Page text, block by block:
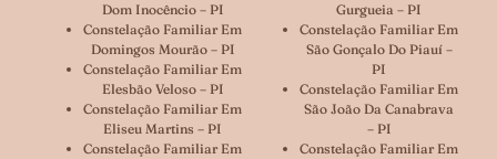
Dom Inocêncio – PI
Constelação Familiar Em
Domingos Mourão – PI
Constelação Familiar Em
Elesbão Veloso – PI
Constelação Familiar Em
Eliseu Martins – PI
Constelação Familiar Em
Gurgueia – PI
Constelação Familiar Em
São Gonçalo Do Piauí –
PI
Constelação Familiar Em
São João Da Canabrava
– PI
Constelação Familiar Em